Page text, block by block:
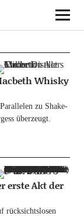
Whisky
zu Shake­
über­zeugt.
erste Akt der
rück­sichts­lo­sen